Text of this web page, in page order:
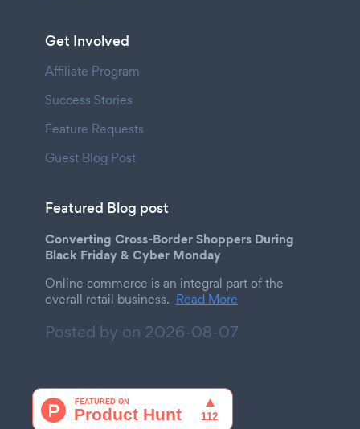
Get Involved
Affiliate Program
Success Stories
Feature Requests
Guest Blog Post
Featured Blog post
Converting Cross-Border Shoppers During
Black Friday & Cyber Monday
Online commerce is an integral part of the
overall retail business. Read More
Posted by on 2026-08-07